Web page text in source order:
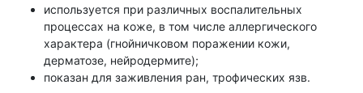
используется при различных воспалительных
процессах на коже, в том числе аллергического
характера (гнойничковом поражении кожи,
дерматозе, нейродермите);
показан для заживления ран, трофических язв.